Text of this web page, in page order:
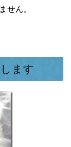
せん。
ます